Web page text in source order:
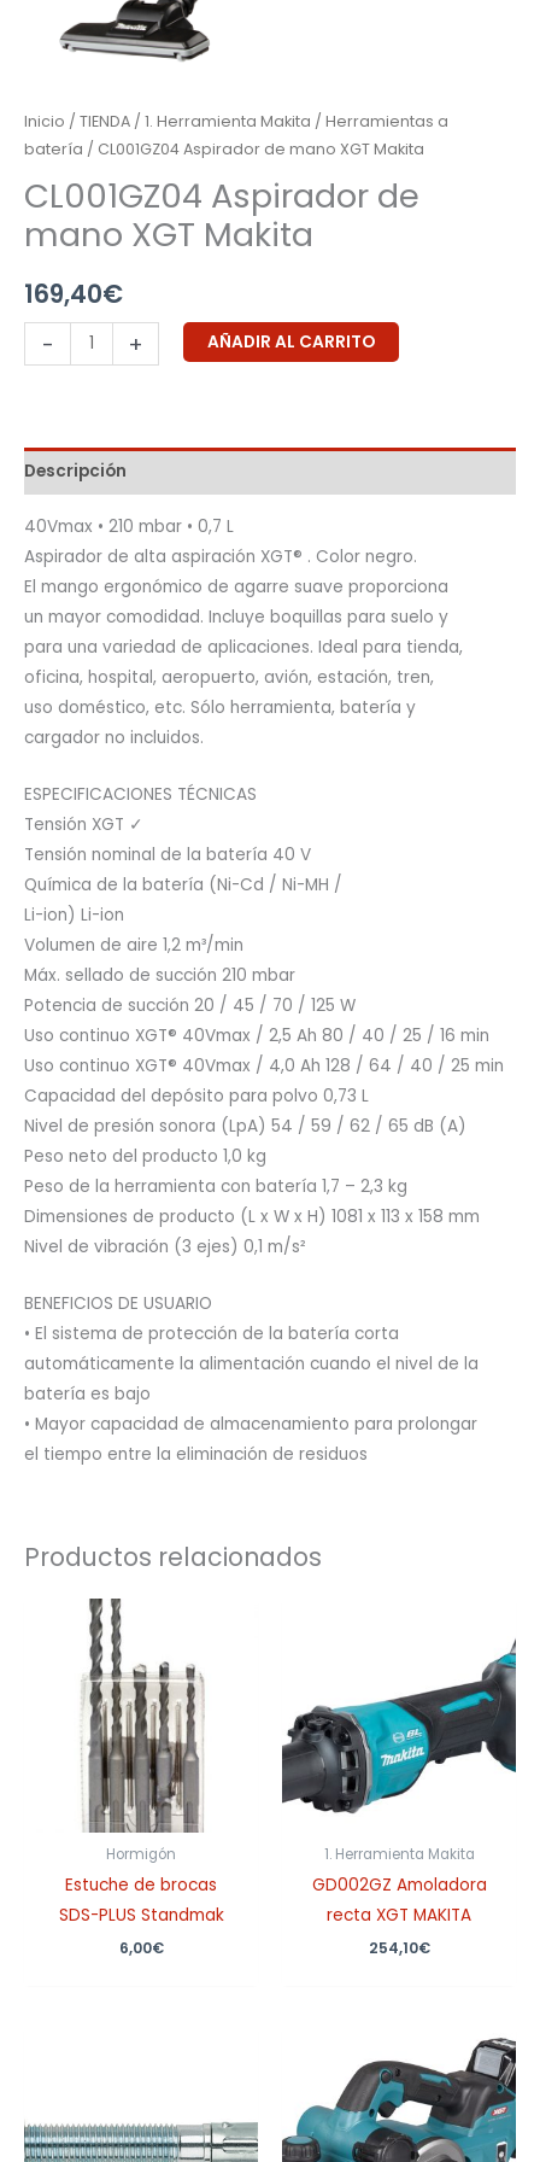
Inicio / TIENDA / 1. Herramienta Makita / Herramientas a
batería / CL001GZ04 Aspirador de mano XGT Makita
CL001GZ04 Aspirador de
mano XGT Makita
169,40€
- + AÑADIR AL CARRITO
Descripción
40Vmax • 210 mbar • 0,7 L
Aspirador de alta aspiración XGT® . Color negro.
El mango ergonómico de agarre suave proporciona
un mayor comodidad. Incluye boquillas para suelo y
para una variedad de aplicaciones. Ideal para tienda,
oficina, hospital, aeropuerto, avión, estación, tren,
uso doméstico, etc. Sólo herramienta, batería y
cargador no incluidos.
ESPECIFICACIONES TÉCNICAS
Tensión XGT ✓
Tensión nominal de la batería 40 V
Química de la batería (Ni-Cd / Ni-MH /
Li-ion) Li-ion
Volumen de aire 1,2 m³/min
Máx. sellado de succión 210 mbar
Potencia de succión 20 / 45 / 70 / 125 W
Uso continuo XGT® 40Vmax / 2,5 Ah 80 / 40 / 25 / 16 min
Uso continuo XGT® 40Vmax / 4,0 Ah 128 / 64 / 40 / 25 min
Capacidad del depósito para polvo 0,73 L
Nivel de presión sonora (LpA) 54 / 59 / 62 / 65 dB (A)
Peso neto del producto 1,0 kg
Peso de la herramienta con batería 1,7 – 2,3 kg
Dimensiones de producto (L x W x H) 1081 x 113 x 158 mm
Nivel de vibración (3 ejes) 0,1 m/s²
BENEFICIOS DE USUARIO
• El sistema de protección de la batería corta
automáticamente la alimentación cuando el nivel de la
batería es bajo
• Mayor capacidad de almacenamiento para prolongar
el tiempo entre la eliminación de residuos
Productos relacionados
Hormigón
Estuche de brocas
SDS-PLUS Standmak
6,00€
1. Herramienta Makita
GD002GZ Amoladora
recta XGT MAKITA
254,10€
hasta
4,25€